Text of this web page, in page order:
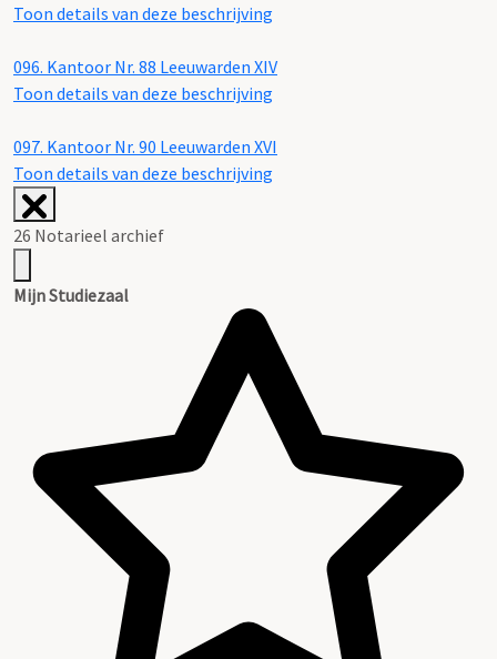
Toon details van deze beschrijving
096. Kantoor Nr. 88 Leeuwarden XIV
Toon details van deze beschrijving
097. Kantoor Nr. 90 Leeuwarden XVI
Toon details van deze beschrijving
26 Notarieel archief
Mijn Studiezaal